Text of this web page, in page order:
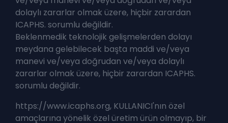
dolaylı zararlar olmak üzere, hiçbir zarardan
ICAPHS. sorumlu değildir.
Beklenmedik teknolojik gelişmelerden dolayı
meydana gelebilecek başta maddi ve/veya
manevi ve/veya doğrudan ve/veya dolaylı
zararlar olmak üzere, hiçbir zarardan ICAPHS.
sorumlu değildir.
https://www.icaphs.org, KULLANICI'nın özel
amaçlarına yönelik özel üretim ürün olmayıp, bir